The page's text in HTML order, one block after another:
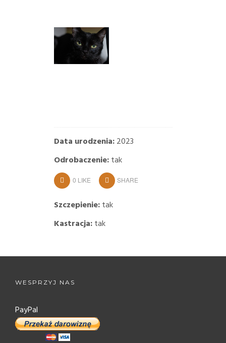
Data urodzenia:2023
Odrobaczenie:tak
0 LIKE SHARE
Szczepienie:tak
Kastracja:tak
WESPRZYJ NAS
PayPal